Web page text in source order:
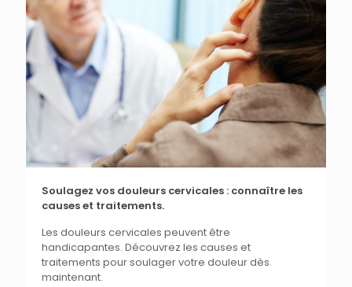
Soulagez vos douleurs cervicales : connaître les
causes et traitements.
Les douleurs cervicales peuvent être
handicapantes. Découvrez les causes et
traitements pour soulager votre douleur dès
maintenant.